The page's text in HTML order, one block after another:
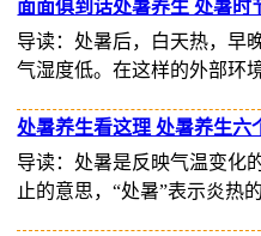
面面俱到话处暑养生 处暑时
导读：处暑后，白天热，早
气湿度低。在这样的外部环
处暑养生看这理 处暑养生六
导读：处暑是反映气温变化
止的意思，“处暑”表示炎热